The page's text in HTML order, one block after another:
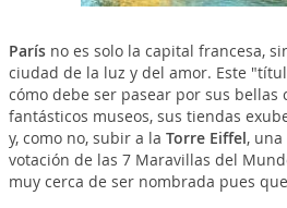
París no es solo la capital francesa,
ciudad de la luz y del amor. Este
cómo debe ser pasear por sus bellas
fantásticos museos, sus tiendas
y, como no, subir a la Torre Eiffel,
votación de las 7 Maravillas del
muy cerca de ser nombrada pues